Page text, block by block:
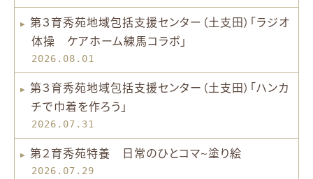
第３育秀苑地域包括支援センター（土支田）「ラジオ
体操 ケアホーム練馬コラボ」
2026.08.01
第３育秀苑地域包括支援センター（土支田）「ハンカ
チで巾着を作ろう」
2026.07.31
第２育秀苑特養 日常のひとコマ~塗り絵
2026.07.29